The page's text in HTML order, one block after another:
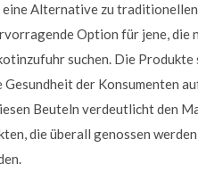
Alternative zu traditionellen
Option für jene, die
suchen. Die Produkte
der Konsumenten
Beuteln verdeutlicht den
die überall genossen